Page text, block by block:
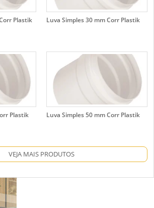
Plastik Luva Simples 30 mm Corr Plastik
Plastik Luva Simples 50 mm Corr Plastik
VEJA MAIS PRODUTOS